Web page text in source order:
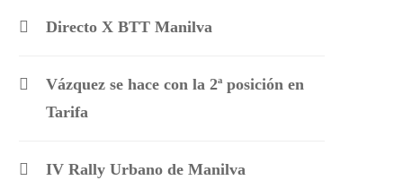
Directo X BTT Manilva
Vázquez se hace con la 2ª posición en
Tarifa
IV Rally Urbano de Manilva